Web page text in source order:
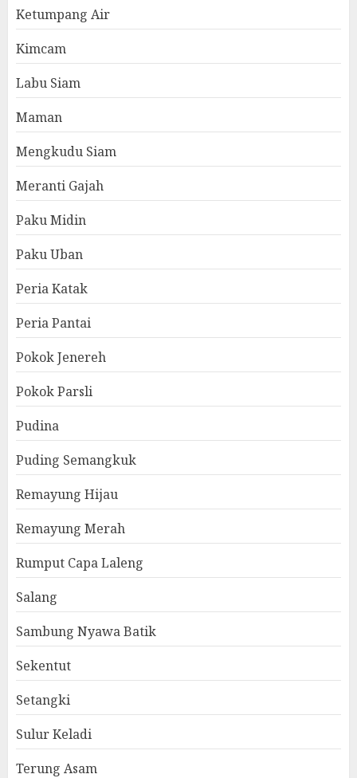
Ketumpang Air
Kimcam
Labu Siam
Maman
Mengkudu Siam
Meranti Gajah
Paku Midin
Paku Uban
Peria Katak
Peria Pantai
Pokok Jenereh
Pokok Parsli
Pudina
Puding Semangkuk
Remayung Hijau
Remayung Merah
Rumput Capa Laleng
Salang
Sambung Nyawa Batik
Sekentut
Setangki
Sulur Keladi
Terung Asam